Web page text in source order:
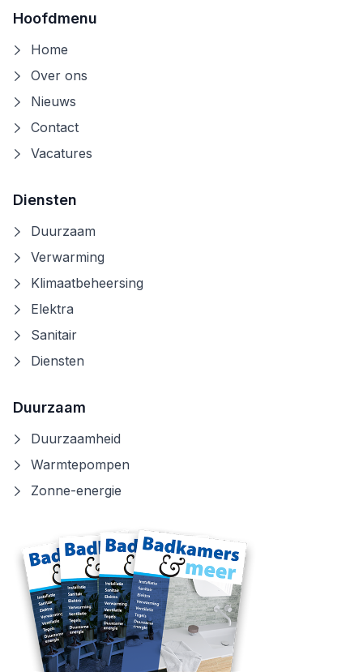
Hoofdmenu
Home
Over ons
Nieuws
Contact
Vacatures
Diensten
Duurzaam
Verwarming
Klimaatbeheersing
Elektra
Sanitair
Diensten
Duurzaam
Duurzaamheid
Warmtepompen
Zonne-energie